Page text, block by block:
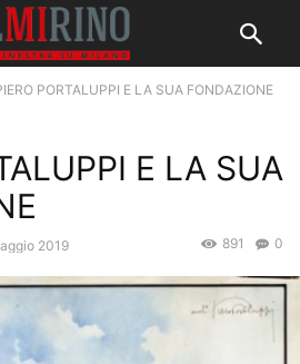
PORTALUPPI E LA SUA FONDAZIONE
E LA SUA
2019 0
891